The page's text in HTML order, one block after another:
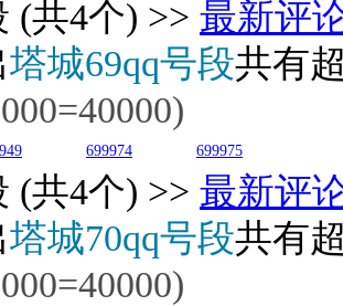
(共4个) >> 最新评
塔城69qq号段共有
699974 699975
(共4个) >> 最新评
塔城70qq号段共有